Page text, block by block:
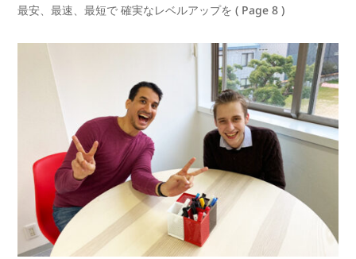
最安、最速、最短で 確実なレベルアップを ( Page 8 )